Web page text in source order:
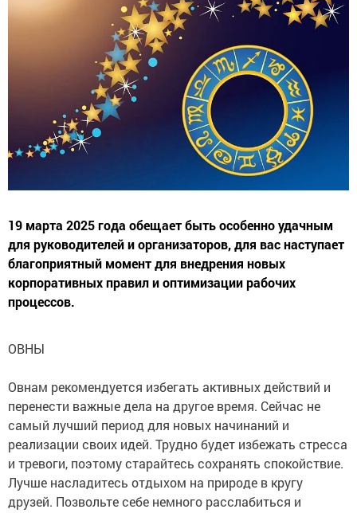
19 марта 2025 года обещает быть особенно удачным
для руководителей и организаторов, для вас наступает
благоприятный момент для внедрения новых
корпоративных правил и оптимизации рабочих
процессов.
ОВНЫ
Овнам рекомендуется избегать активных действий и
перенести важные дела на другое время. Сейчас не
самый лучший период для новых начинаний и
реализации своих идей. Трудно будет избежать стресса
и тревоги, поэтому старайтесь сохранять спокойствие.
Лучше насладитесь отдыхом на природе в кругу
друзей. Позвольте себе немного расслабиться и